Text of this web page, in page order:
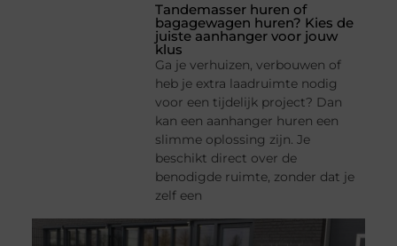
Tandemasser huren of
bagagewagen huren? Kies de
juiste aanhanger voor jouw
klus
Ga je verhuizen, verbouwen of
heb je extra laadruimte nodig
voor een tijdelijk project? Dan
kan een aanhanger huren een
slimme oplossing zijn. Je
beschikt direct over de
benodigde ruimte, zonder dat je
zelf een